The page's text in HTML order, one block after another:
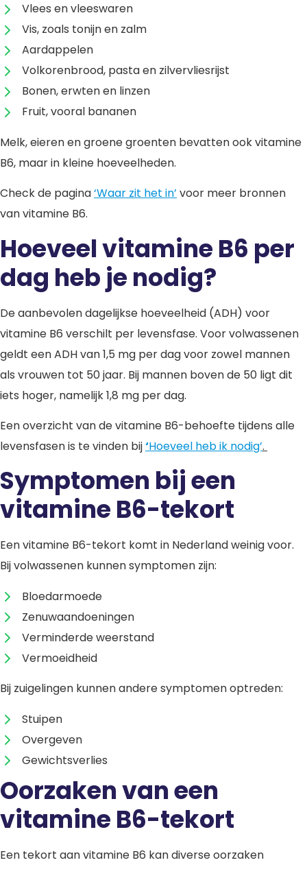
Vlees en vleeswaren
Vis, zoals tonijn en zalm
Aardappelen
Volkorenbrood, pasta en zilvervliesrijst
Bonen, erwten en linzen
Fruit, vooral bananen
Melk, eieren en groene groenten bevatten ook vitamine
B6, maar in kleine hoeveelheden.
Check de pagina‘Waar zit het in’ voor meer bronnen
van vitamine B6.
Hoeveel vitamine B6 per
dag heb je nodig?
De aanbevolen dagelijkse hoeveelheid (ADH) voor
vitamine B6 verschilt per levensfase. Voor volwassenen
geldt een ADH van 1,5 mg per dag voor zowel mannen
als vrouwen tot 50 jaar. Bij mannen boven de 50 ligt dit
iets hoger, namelijk 1,8 mg per dag.
Een overzicht van de vitamine B6-behoefte tijdens alle
levensfasen is te vinden bij‘Hoeveel heb ik nodig’.
Symptomen bij een
vitamine B6-tekort
Een vitamine B6-tekort komt in Nederland weinig voor.
Bij volwassenen kunnen symptomen zijn:
Bloedarmoede
Zenuwaandoeningen
Verminderde weerstand
Vermoeidheid
Bij zuigelingen kunnen andere symptomen optreden:
Stuipen
Overgeven
Gewichtsverlies
Oorzaken van een
vitamine B6-tekort
Een tekort aan vitamine B6 kan diverse oorzaken